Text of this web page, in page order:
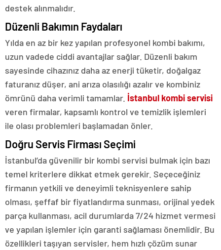
destek alınmalıdır.
Düzenli Bakımın Faydaları
Yılda en az bir kez yapılan profesyonel kombi bakımı,
uzun vadede ciddi avantajlar sağlar. Düzenli bakım
sayesinde cihazınız daha az enerji tüketir, doğalgaz
faturanız düşer, ani arıza olasılığı azalır ve kombiniz
ömrünü daha verimli tamamlar. İstanbul kombi servisi
veren firmalar, kapsamlı kontrol ve temizlik işlemleri
ile olası problemleri başlamadan önler.
Doğru Servis Firması Seçimi
İstanbul’da güvenilir bir kombi servisi bulmak için bazı
temel kriterlere dikkat etmek gerekir. Seçeceğiniz
firmanın yetkili ve deneyimli teknisyenlere sahip
olması, şeffaf bir fiyatlandırma sunması, orijinal yedek
parça kullanması, acil durumlarda 7/24 hizmet vermesi
ve yapılan işlemler için garanti sağlaması önemlidir. Bu
özellikleri taşıyan servisler, hem hızlı çözüm sunar